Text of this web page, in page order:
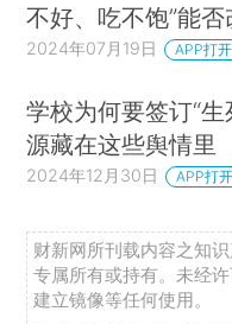
不好、吃不饱”能否
2024年07月19日 APP打开
学校为何要签订“生
源藏在这些舆情里
2024年12月30日 APP打开
财新网所刊载内容之知
专属所有或持有。未经
建立镜像等任何使用。